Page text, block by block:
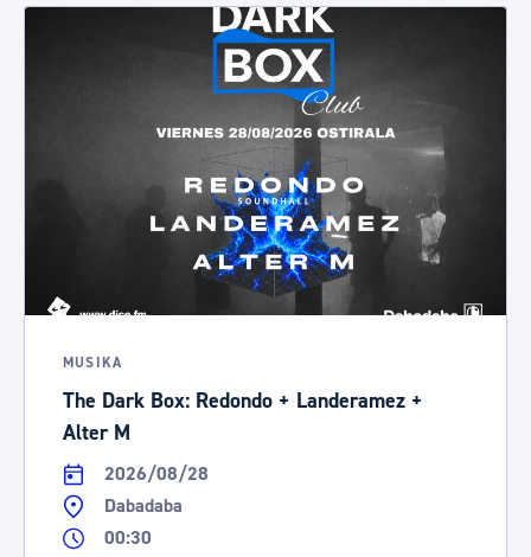
MUSIKA
The Dark Box: Redondo + Landeramez +
Alter M
2026/08/28
Dabadaba
00:30